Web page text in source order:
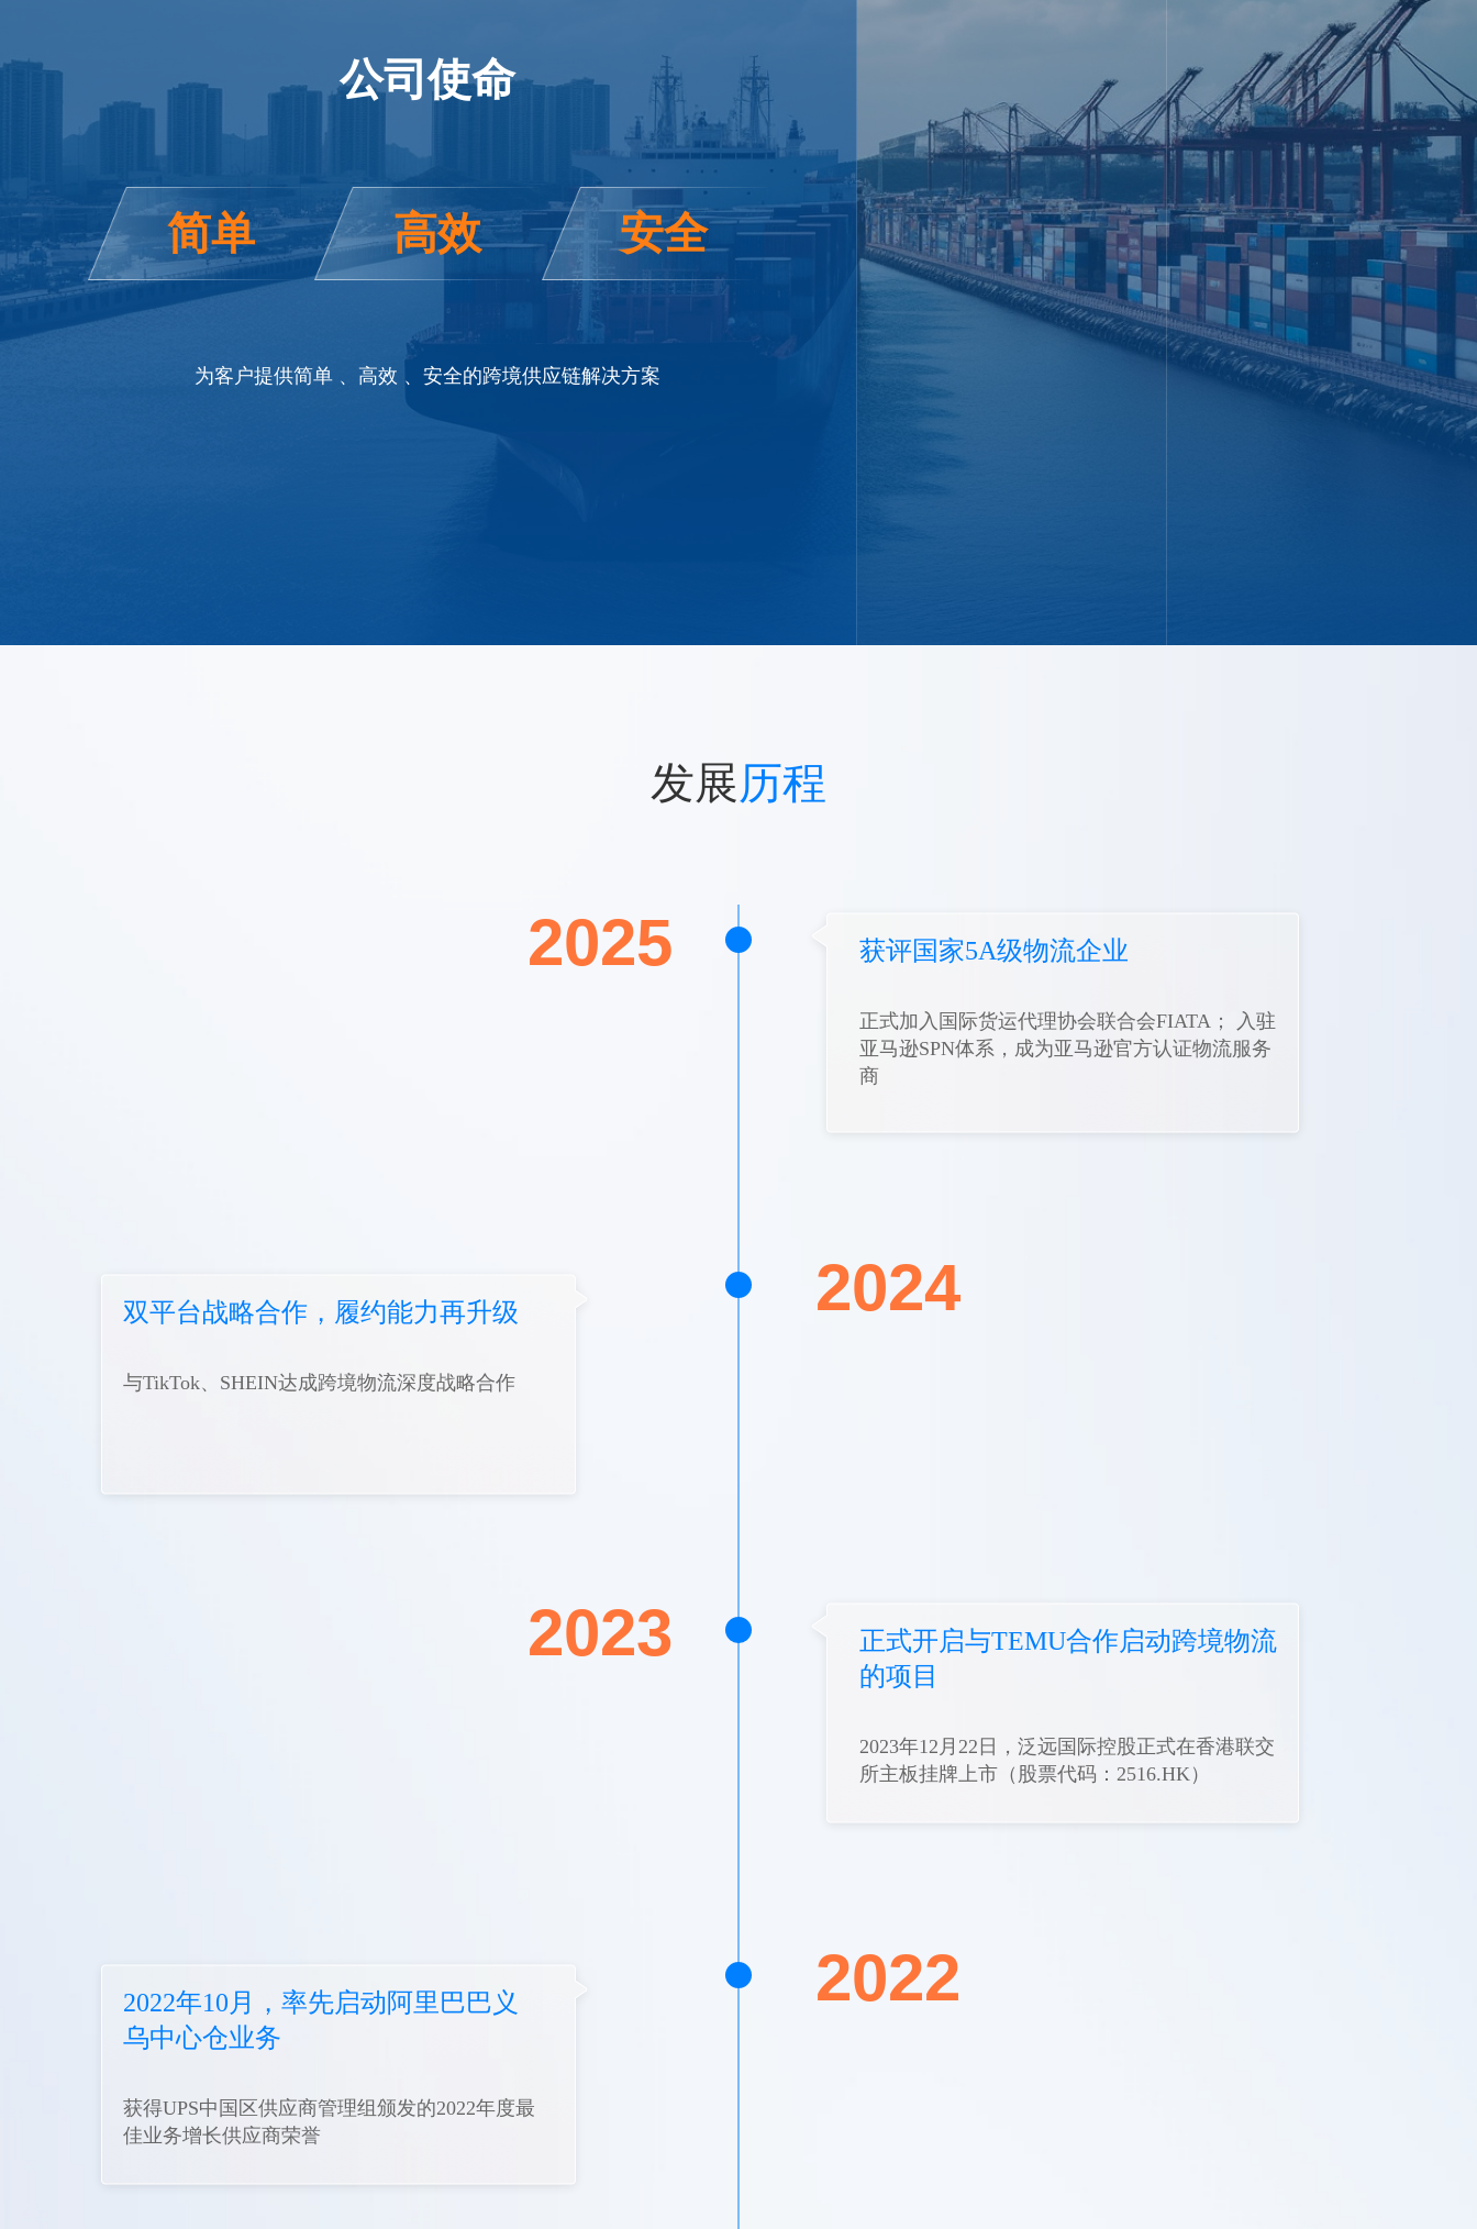
公司使命
简单 高效 安全
为客户提供简单 、高效 、安全的跨境供应链解决方案
发展历程
2025 获评国家5A级物流企业
正式加入国际货运代理协会联合会FIATA； 入驻
亚马逊SPN体系，成为亚马逊官方认证物流服务
商
2024
双平台战略合作，履约能力再升级
与TikTok、SHEIN达成跨境物流深度战略合作
2023
正式开启与TEMU合作启动跨境物流
的项目
2023年12月22日，泛远国际控股正式在香港联交
所主板挂牌上市（股票代码：2516.HK）
2022
2022年10月，率先启动阿里巴巴义
乌中心仓业务
获得UPS中国区供应商管理组颁发的2022年度最
佳业务增长供应商荣誉